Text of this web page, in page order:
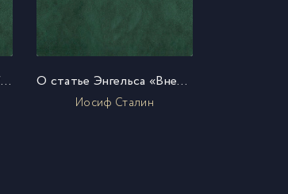
Отчетный доклад на XVIII съезде партии о работе ЦК ВКП(б) О статье Энгельса «Внешняя политика русского царизма» (письмо членам Политбюро ЦК ВКП(б))
Иосиф Сталин